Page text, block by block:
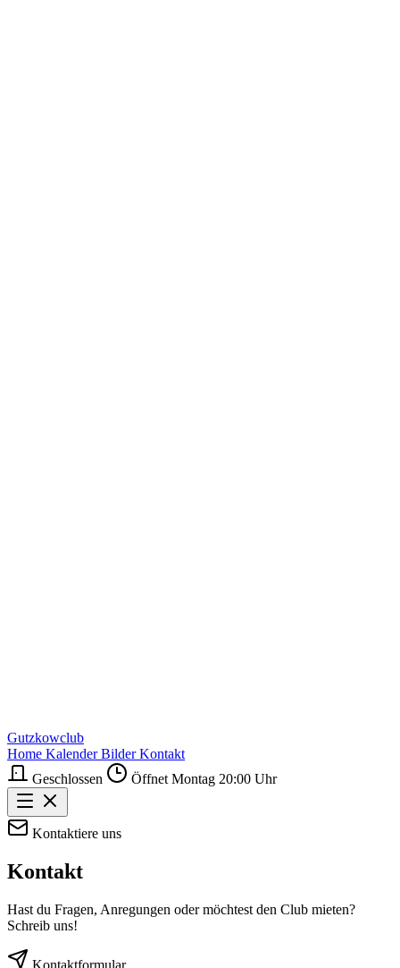
Gutzkowclub
Home Kalender Bilder Kontakt
Geschlossen
Öffnet Montag 20:00 Uhr
Kontaktiere uns
Kontakt
Hast du Fragen, Anregungen oder möchtest den Club mieten?
Schreib uns!
Kontaktformular